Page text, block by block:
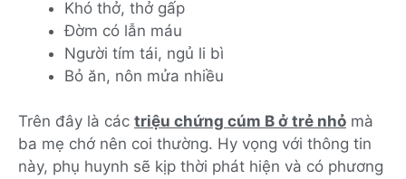
Khó thở, thở gấp
Đờm có lẫn máu
Người tím tái, ngủ li bì
Bỏ ăn, nôn mửa nhiều
Trên đây là các triệu chứng cúm B ở trẻ nhỏ mà
ba mẹ chớ nên coi thường. Hy vọng với thông tin
này, phụ huynh sẽ kịp thời phát hiện và có phương